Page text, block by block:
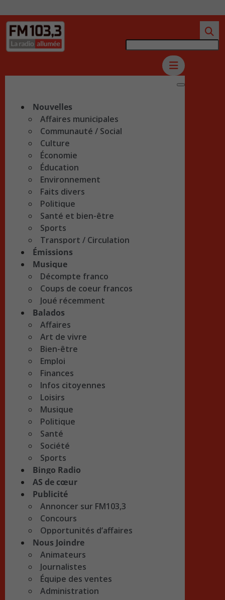
Nouvelles
Affaires municipales
Communauté / Social
Culture
Économie
Éducation
Environnement
Faits divers
Politique
Santé et bien-être
Sports
Transport / Circulation
Émissions
Musique
Décompte franco
Coups de coeur francos
Joué récemment
Balados
Affaires
Art de vivre
Bien-être
Emploi
Finances
Infos citoyennes
Loisirs
Musique
Politique
Santé
Société
Sports
Bingo Radio
AS de cœur
Publicité
Annoncer sur FM103,3
Concours
Opportunités d’affaires
Nous Joindre
Animateurs
Journalistes
Équipe des ventes
Administration